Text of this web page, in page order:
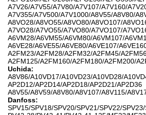
A7V26/A7V55/A7V80/A7V107/A7V160/
A7V355/A7V500/A7V1000/A8V55/A8V80/
A8VO28/A8VO55/A8VO80/A8VO107/
A7VO28/A7VO55/A7VO80/A7VO107/
A6VM28/A6VM55/A6VM80/A6VM107/
A6VE28/A6VE55/A6VE80/A6VE107/
A2FM23/A2FM28/A2FM32/A2FM45/
A2FM125/A2FM160/A2FM180/A2FM200/
Uchida:
A8V86/A10VD17/A10VD23/A10VD28/
AP2D12/AP2D14/AP2D18/AP2D21/AP2D36
A8V55/A8V59/A8V80/A8V107/A8V115/
Danfoss:
SPV15/SPV18/SPV20/SPV21/SPV22/